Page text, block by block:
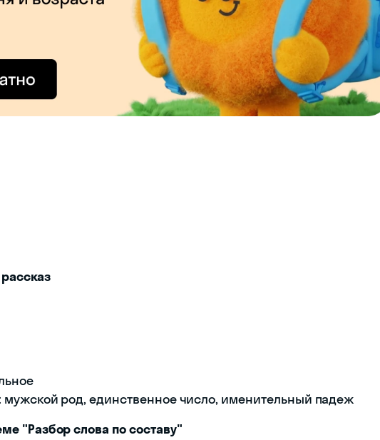
род, единственное число, именительный падеж
"Разбор слова по составу"